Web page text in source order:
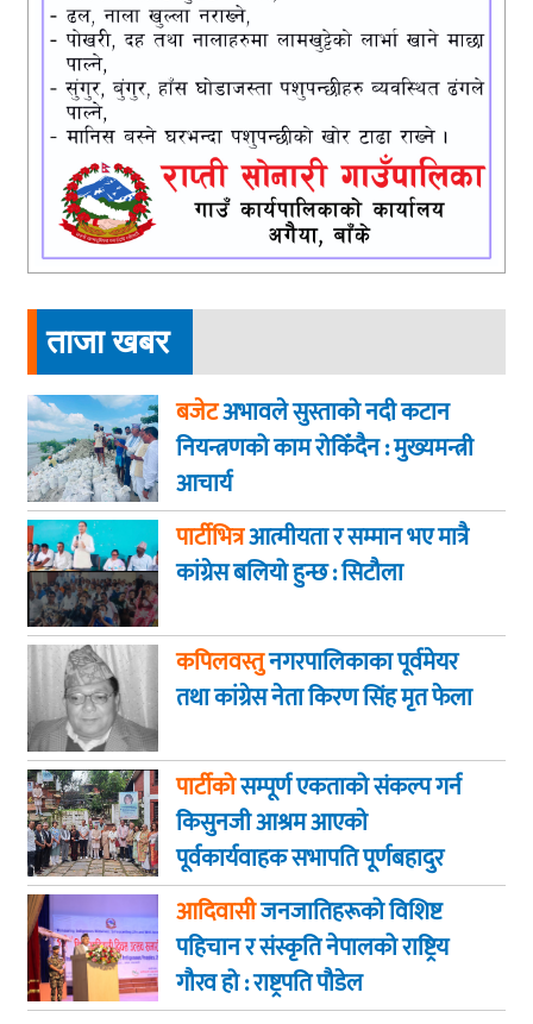
ताजा खबर
बजेटअभावले सुस्ताको नदी कटान
नियन्त्रणको काम रोकिँदैन : मुख्यमन्त्री
आचार्य
पार्टीभित्रआत्मीयता र सम्मान भए मात्रै
कांग्रेस बलियो हुन्छ : सिटौला
कपिलवस्तुनगरपालिकाका पूर्वमेयर
तथा कांग्रेस नेता किरण सिंह मृत फेला
पार्टीकोसम्पूर्ण एकताको संकल्प गर्न
किसुनजी आश्रम आएकाे
पूर्वकार्यवाहक सभापति पूर्णबहादुर
खड्का
आदिवासीजनजातिहरूको विशिष्ट
पहिचान र संस्कृति नेपालको राष्ट्रिय
गौरव हो : राष्ट्रपति पौडेल